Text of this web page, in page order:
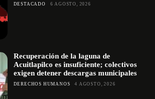
DESTACADO 6 AGOSTO, 2026
Recuperación de la laguna de
Acuitlapilco es insuficiente; colectivos
exigen detener descargas municipales
DERECHOS HUMANOS 4 AGOSTO, 2026